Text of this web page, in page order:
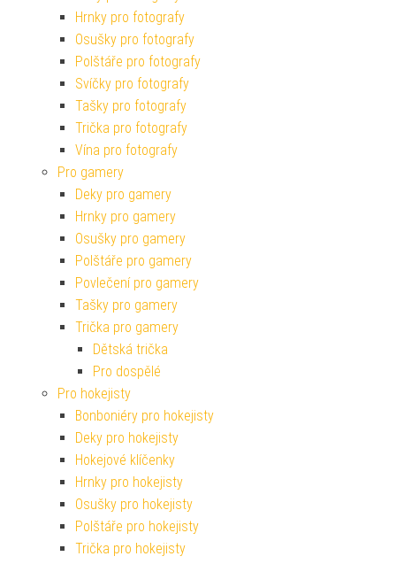
Hrnky pro fotografy
Osušky pro fotografy
Polštáře pro fotografy
Svíčky pro fotografy
Tašky pro fotografy
Trička pro fotografy
Vína pro fotografy
Pro gamery
Deky pro gamery
Hrnky pro gamery
Osušky pro gamery
Polštáře pro gamery
Povlečení pro gamery
Tašky pro gamery
Trička pro gamery
Dětská trička
Pro dospělé
Pro hokejisty
Bonboniéry pro hokejisty
Deky pro hokejisty
Hokejové klíčenky
Hrnky pro hokejisty
Osušky pro hokejisty
Polštáře pro hokejisty
Trička pro hokejisty